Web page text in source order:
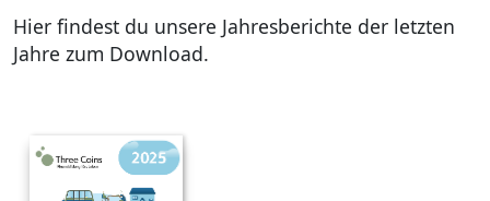
Hier findest du unsere Jahresberichte der letzten
Jahre zum Download.